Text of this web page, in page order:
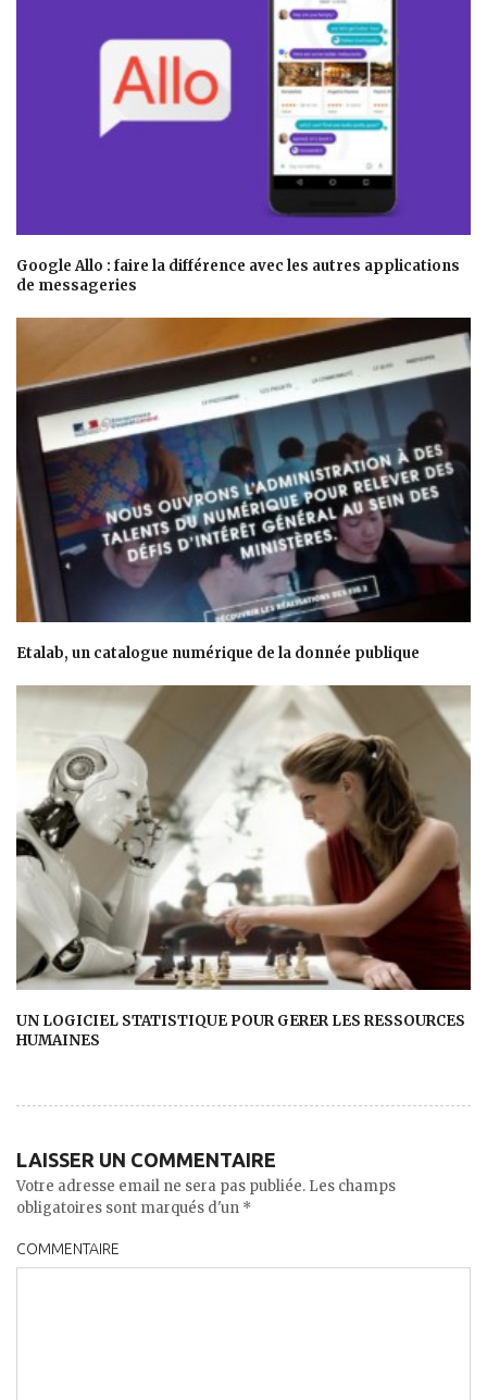
Google Allo : faire la différence avec les autres applications
de messageries
Etalab, un catalogue numérique de la donnée publique
UN LOGICIEL STATISTIQUE POUR GERER LES RESSOURCES
HUMAINES
LAISSER UN COMMENTAIRE
Votre adresse email ne sera pas publiée. Les champs
obligatoires sont marqués d'un *
COMMENTAIRE